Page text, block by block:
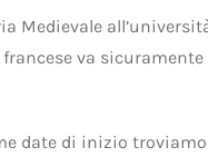
Medievale
va
date di inizio